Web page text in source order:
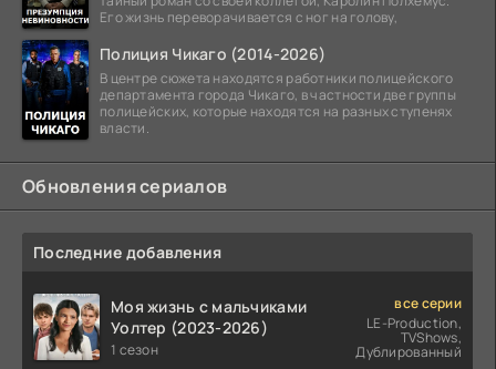
Его жизнь переворачивается с ног на голову,
Полиция Чикаго (2014-2026)
В центре сюжета находятся работники полицейского
департамента города Чикаго, в частности две группы
полицейских, которые находятся на разных ступенях
власти.
Обновления сериалов
Последние добавления
Моя жизнь с мальчиками
Уолтер (2023-2026)
1 сезон
все серии
LE-Production,
TVShows,
Дублированный